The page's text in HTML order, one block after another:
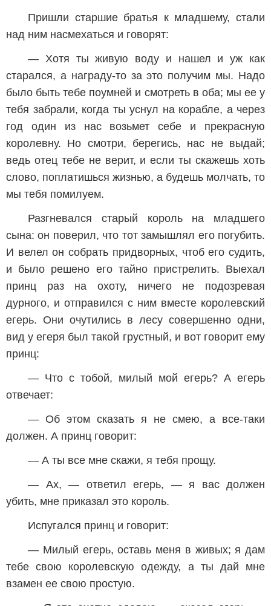
Пришли старшие братья к младшему, стали
над ним насмехаться и говорят:
— Хотя ты живую воду и нашел и уж как
старался, а награду-то за это получим мы. Надо
было быть тебе поумней и смотреть в оба; мы ее у
тебя забрали, когда ты уснул на корабле, а через
год один из нас возьмет себе и прекрасную
королевну. Но смотри, берегись, нас не выдай;
ведь отец тебе не верит, и если ты скажешь хоть
слово, поплатишься жизнью, а будешь молчать, то
мы тебя помилуем.
Разгневался старый король на младшего
сына: он поверил, что тот замышлял его погубить.
И велел он собрать придворных, чтоб его судить,
и было решено его тайно пристрелить. Выехал
принц раз на охоту, ничего не подозревая
дурного, и отправился с ним вместе королевский
егерь. Они очутились в лесу совершенно одни,
вид у егеря был такой грустный, и вот говорит ему
принц:
— Что с тобой, милый мой егерь? А егерь
отвечает:
— Об этом сказать я не смею, а все-таки
должен. А принц говорит:
— А ты все мне скажи, я тебя прощу.
— Ах, — ответил егерь, — я вас должен
убить, мне приказал это король.
Испугался принц и говорит:
— Милый егерь, оставь меня в живых; я дам
тебе свою королевскую одежду, а ты дай мне
взамен ее свою простую.